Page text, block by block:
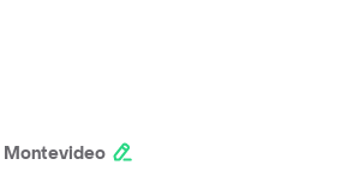
Montevideo